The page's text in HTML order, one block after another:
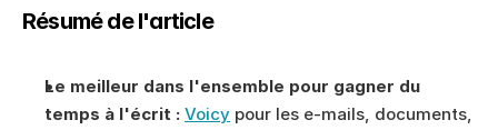
Résumé de l'article
Le meilleur dans l'ensemble pour gagner du
temps à l'écrit : Voicy pour les e-mails, documents,